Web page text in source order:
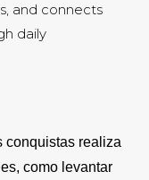
and connects
daily
conquistas realiza
como levantar